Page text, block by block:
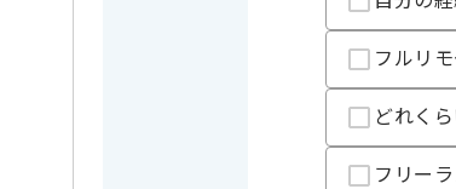
クラウドの経験を活かすことができます。
複数案件を保有している企業ですので、
ご経験と実績に応じてスライド案件のご
新しいアイディアや技術を積極的に導入し、
経験豊富なエンジニアと成長が出来る環境
スキルアップされたい方、長期的に参画さ
基本的には一部リモート作業を見込んでお
フルリ
どれく
フリー